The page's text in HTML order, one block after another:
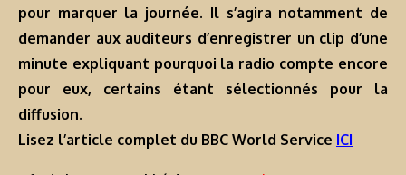
pour marquer la journée. Il s’agira notamment de
demander aux auditeurs d’enregistrer un clip d’une
minute expliquant pourquoi la radio compte encore
pour eux, certains étant sélectionnés pour la
diffusion.
Lisez l’article complet du BBC World Service ICI